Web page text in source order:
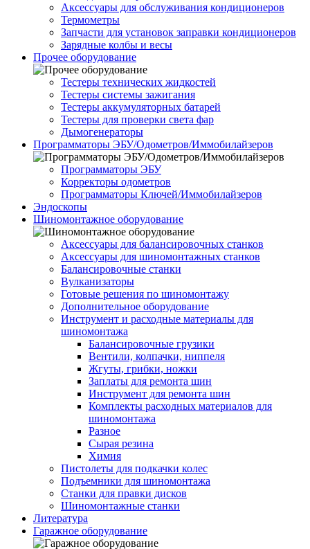
Аксессуары для обслуживания кондиционеров
Термометры
Запчасти для установок заправки кондиционеров
Зарядные колбы и весы
Прочее оборудование
Тестеры технических жидкостей
Тестеры системы зажигания
Тестеры аккумуляторных батарей
Тестеры для проверки света фар
Дымогенераторы
Программаторы ЭБУ/Одометров/Иммобилайзеров
Программаторы ЭБУ
Корректоры одометров
Программаторы Ключей/Иммобилайзеров
Эндоскопы
Шиномонтажное оборудование
Аксессуары для балансировочных станков
Аксессуары для шиномонтажных станков
Балансировочные станки
Вулканизаторы
Готовые решения по шиномонтажу
Дополнительное оборудование
Инструмент и расходные материалы для
шиномонтажа
Балансировочные грузики
Вентили, колпачки, ниппеля
Жгуты, грибки, ножки
Заплаты для ремонта шин
Инструмент для ремонта шин
Комплекты расходных материалов для
шиномонтажа
Разное
Сырая резина
Химия
Пистолеты для подкачки колес
Подъемники для шиномонтажа
Станки для правки дисков
Шиномонтажные станки
Литература
Гаражное оборудование